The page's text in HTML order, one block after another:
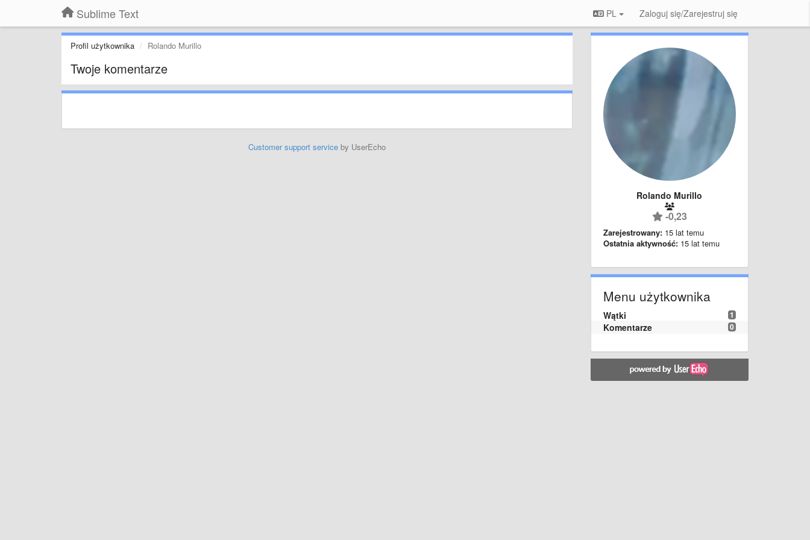
Sublime Text PL Zaloguj się/Zarejestruj się
Profil użytkownika Rolando Murillo
Twoje komentarze
Customer support serviceby UserEcho
Rolando Murillo
-0,23
Zarejestrowany: 15 lat temu
Ostatnia aktywność: 15 lat temu
Menu użytkownika
1
Wątki
0
Komentarze